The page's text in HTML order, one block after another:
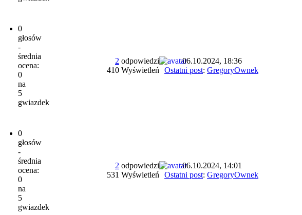
0
głosów
-
średnia
ocena:
0
na
5
gwiazdek
2 odpowiedzi
410 Wyświetleń
06.10.2024, 18:36
Ostatni post: GregoryOwnek
0
głosów
-
średnia
ocena:
0
na
5
gwiazdek
2 odpowiedzi
531 Wyświetleń
06.10.2024, 14:01
Ostatni post: GregoryOwnek